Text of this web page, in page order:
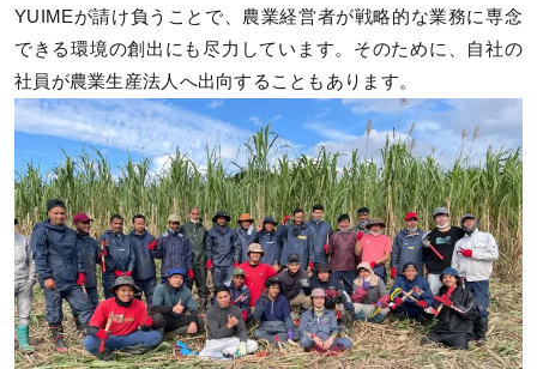
YUIMEが請け負うことで、農業経営者が戦略的な業務に専念
できる環境の創出にも尽力しています。そのために、自社の
社員が農業生産法人へ出向することもあります。